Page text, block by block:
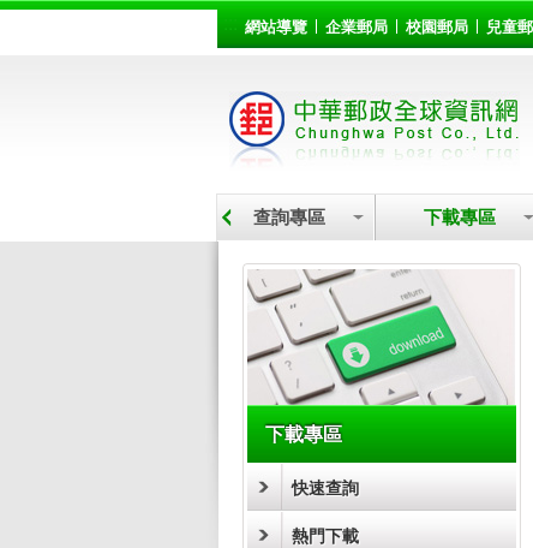
::: 網站導覽 企業郵局 校園郵局 兒童
查詢專區 下載專區
下載專區
快速查詢
熱門下載